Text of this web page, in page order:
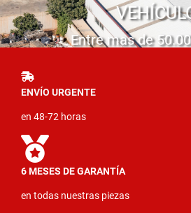
Entre mas de
ENVÍO URGENTE
en 48-72 horas
6 MESES DE GARANTÍA
en todas nuestras piezas